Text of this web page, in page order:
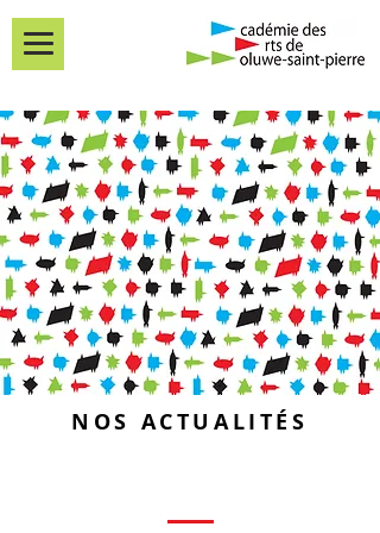
NOS ACTUALITÉS